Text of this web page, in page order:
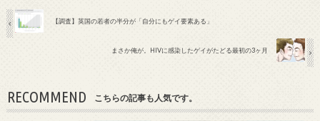
【調査】英国の若者の半分が「自分にもゲイ要素ある」
まさか俺が。HIVに感染したゲイがたどる最初の3ヶ月
RECOMMEND こちらの記事も人気です。